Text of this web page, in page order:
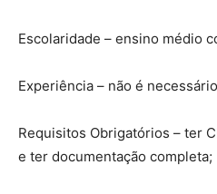
Escolaridade – ensino médio
Experiência – não é
Requisitos Obrigatórios – ter
e ter documentação completa;